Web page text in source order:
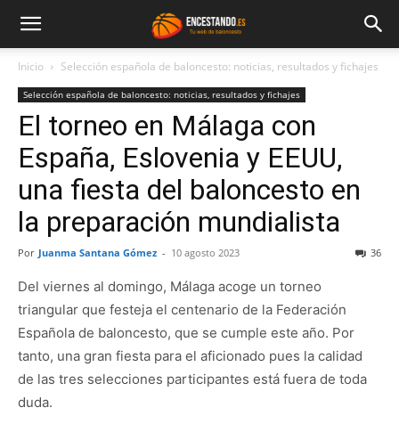
Inicio Selección española de baloncesto: noticias, resultados y fichajes
Selección española de baloncesto: noticias, resultados y fichajes
El torneo en Málaga con
España, Eslovenia y EEUU,
una fiesta del baloncesto en
la preparación mundialista
Por Juanma Santana Gómez - 10 agosto 2023 36
Del viernes al domingo, Málaga acoge un torneo
triangular que festeja el centenario de la Federación
Española de baloncesto, que se cumple este año. Por
tanto, una gran fiesta para el aficionado pues la calidad
de las tres selecciones participantes está fuera de toda
duda.